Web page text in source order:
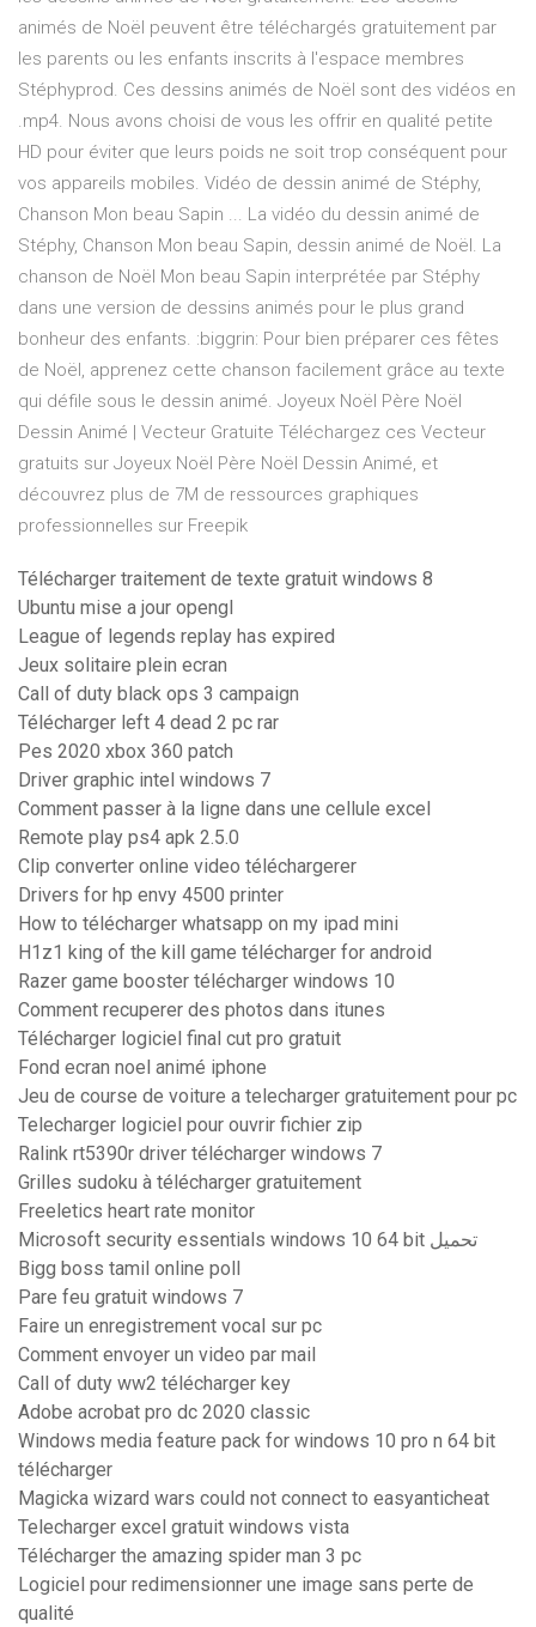
animés de Noël peuvent être téléchargés gratuitement par
les parents ou les enfants inscrits à l'espace membres
Stéphyprod. Ces dessins animés de Noël sont des vidéos en
.mp4. Nous avons choisi de vous les offrir en qualité petite
HD pour éviter que leurs poids ne soit trop conséquent pour
vos appareils mobiles. Vidéo de dessin animé de Stéphy,
Chanson Mon beau Sapin ... La vidéo du dessin animé de
Stéphy, Chanson Mon beau Sapin, dessin animé de Noël. La
chanson de Noël Mon beau Sapin interprétée par Stéphy
dans une version de dessins animés pour le plus grand
bonheur des enfants. :biggrin: Pour bien préparer ces fêtes
de Noël, apprenez cette chanson facilement grâce au texte
qui défile sous le dessin animé. Joyeux Noël Père Noël
Dessin Animé | Vecteur Gratuite Téléchargez ces Vecteur
gratuits sur Joyeux Noël Père Noël Dessin Animé, et
découvrez plus de 7M de ressources graphiques
professionnelles sur Freepik
Télécharger traitement de texte gratuit windows 8
Ubuntu mise a jour opengl
League of legends replay has expired
Jeux solitaire plein ecran
Call of duty black ops 3 campaign
Télécharger left 4 dead 2 pc rar
Pes 2020 xbox 360 patch
Driver graphic intel windows 7
Comment passer à la ligne dans une cellule excel
Remote play ps4 apk 2.5.0
Clip converter online video téléchargerer
Drivers for hp envy 4500 printer
How to télécharger whatsapp on my ipad mini
H1z1 king of the kill game télécharger for android
Razer game booster télécharger windows 10
Comment recuperer des photos dans itunes
Télécharger logiciel final cut pro gratuit
Fond ecran noel animé iphone
Jeu de course de voiture a telecharger gratuitement pour pc
Telecharger logiciel pour ouvrir fichier zip
Ralink rt5390r driver télécharger windows 7
Grilles sudoku à télécharger gratuitement
Freeletics heart rate monitor
Microsoft security essentials windows 10 64 bit تحميل
Bigg boss tamil online poll
Pare feu gratuit windows 7
Faire un enregistrement vocal sur pc
Comment envoyer un video par mail
Call of duty ww2 télécharger key
Adobe acrobat pro dc 2020 classic
Windows media feature pack for windows 10 pro n 64 bit
télécharger
Magicka wizard wars could not connect to easyanticheat
Telecharger excel gratuit windows vista
Télécharger the amazing spider man 3 pc
Logiciel pour redimensionner une image sans perte de
qualité